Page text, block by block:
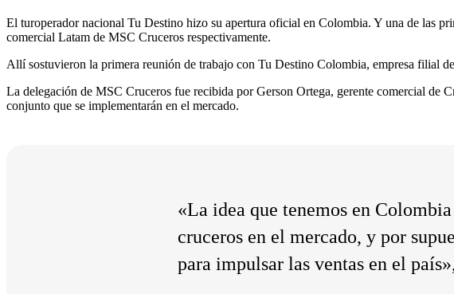
El turoperador nacional Tu Destino hizo su apertura oficial en Colombia. Y una de las
comercial Latam de MSC Cruceros respectivamente.
Allí sostuvieron la primera reunión de trabajo con Tu Destino Colombia, empresa filial
La delegación de MSC Cruceros fue recibida por Gerson Ortega, gerente comercial de
conjunto que se implementarán en el mercado.
«La idea que tenemos en
cruceros en el mercado, y por
para impulsar las ventas en el